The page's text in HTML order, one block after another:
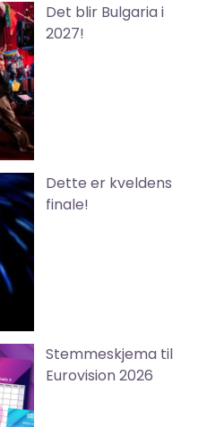
Det blir Bulgaria i
2027!
Dette er kveldens
finale!
Stemmeskjema til
Eurovision 2026